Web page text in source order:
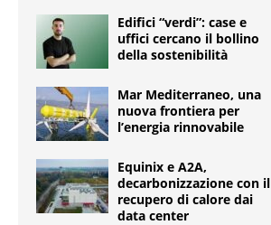
Edifici “verdi”: case e
uffici cercano il bollino
della sostenibilità
Mar Mediterraneo, una
nuova frontiera per
l’energia rinnovabile
Equinix e A2A,
decarbonizzazione con il
recupero di calore dai
data center